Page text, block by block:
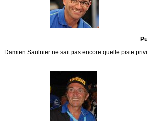
Damien Saulnier ne sait pas encore quelle piste